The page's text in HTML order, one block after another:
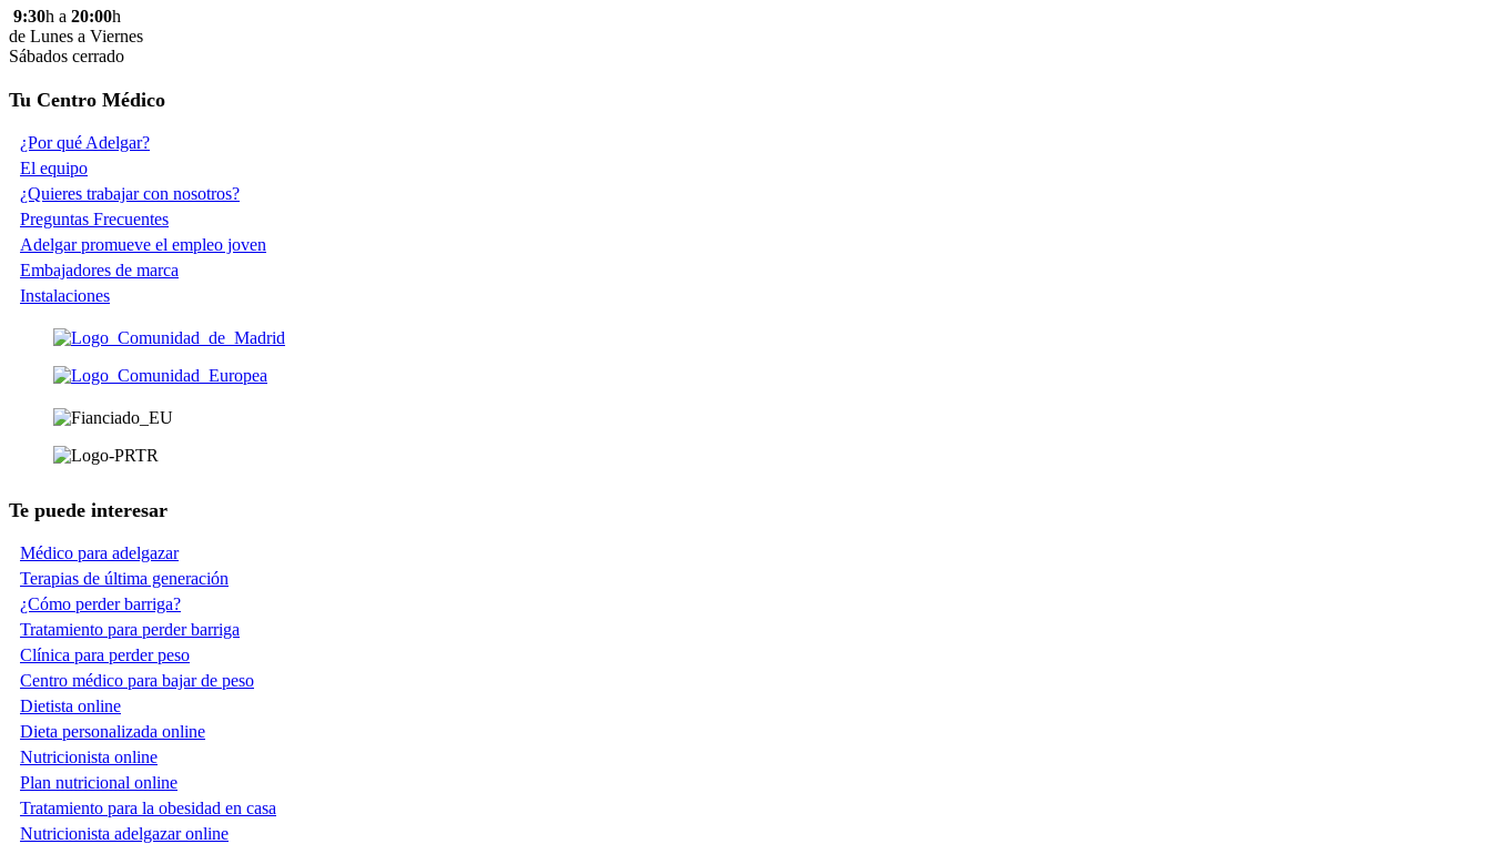
9:30h a 20:00h
de Lunes a Viernes
Sábados cerrado
Tu Centro Médico
¿Por qué Adelgar?
El equipo
¿Quieres trabajar con nosotros?
Preguntas Frecuentes
Adelgar promueve el empleo joven
Embajadores de marca
Instalaciones
Te puede interesar
Médico para adelgazar
Terapias de última generación
¿Cómo perder barriga?
Tratamiento para perder barriga
Clínica para perder peso
Centro médico para bajar de peso
Dietista online
Dieta personalizada online
Nutricionista online
Plan nutricional online
Tratamiento para la obesidad en casa
Nutricionista adelgazar online